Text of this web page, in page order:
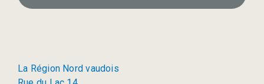
La Région Nord vaudois